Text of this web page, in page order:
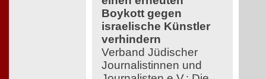
Boykott gegen
israelische Künstler
verhindern
Verband Jüdischer
Journalistinnen und